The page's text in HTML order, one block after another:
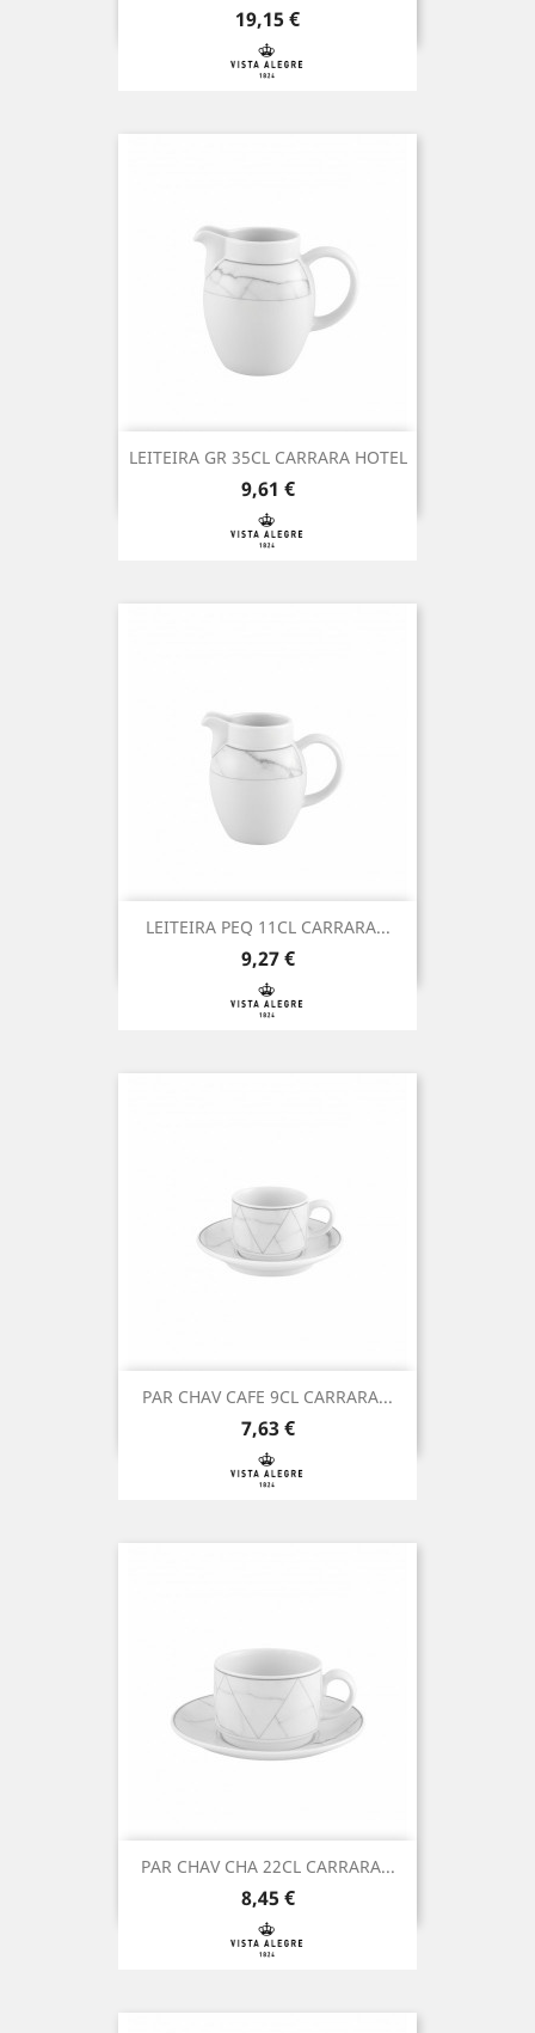
Preço
19,15 €
LEITEIRA GR 35CL CARRARA HOTEL
Preço
9,61 €
LEITEIRA PEQ 11CL CARRARA...
Preço
9,27 €
PAR CHAV CAFE 9CL CARRARA...
Preço
7,63 €
PAR CHAV CHA 22CL CARRARA...
Preço
8,45 €